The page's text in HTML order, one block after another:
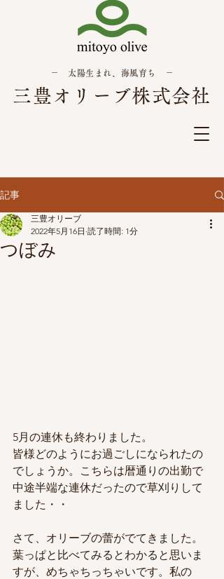
－ 太陽生まれ、海風育ち －
三豊オリーブ株式会社
記事
つぼみ
三豊オリーブ
2022年5月16日 読了時間: 1分
5月の連休も終わりました。
皆様どのようにお過ごしになられたの
でしょうか。こちらは暦通りの出勤で
中途半端な連休だったので草刈りして
ました・・
さて、オリーブの蕾がでてきました。
葉っぱと比べてみるとわかると思いま
すが、めちゃちっちゃいです。私の